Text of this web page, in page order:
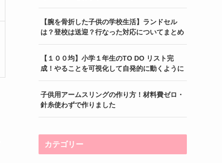
【腕を骨折した子供の学校生活】ランドセル
は？登校は送迎？行なった対応についてまとめ
【１００均】小学１年生のTO DO リスト完
成！やることを可視化して自発的に動くように
子供用アームスリングの作り方！材料費ゼロ・
針糸使わずで作りました
カテゴリー